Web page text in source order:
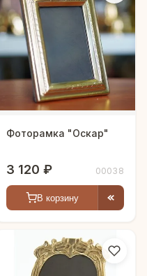
Фоторамка "Оскар"
3 120 ₽ 00038
В корзину